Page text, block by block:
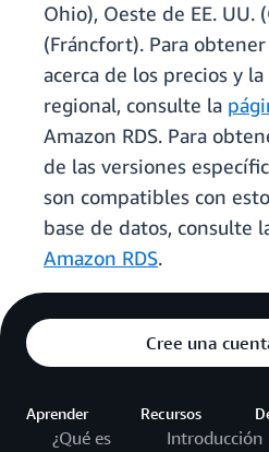
Ohio), Oeste de EE. UU.
(Fráncfort). Para
acerca de los precios y
regional, consulte la
Amazon RDS. Para
de las versiones
son compatibles con
base de datos, consulte
Amazon RDS.
Cree una
Aprender
¿Qué es
Recursos
Introducción